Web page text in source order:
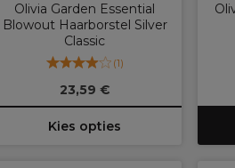
Olivia Garden Essential
Blowout Haarborstel Silver
Classic
(1)
23,59 €
Kies opties